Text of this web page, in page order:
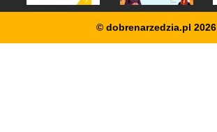
© dobrenarzedzia.pl 2026